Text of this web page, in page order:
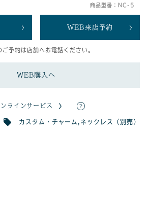
商品型番：NC-5
WEB来店予約
予約は店舗へお電話ください。
WEB購入へ
ラインサービス
カスタム・チャーム ネックレス（別売）